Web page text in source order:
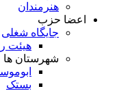
هنرمندان
اعضا حزب
جایگاه شغلی
هیئت
شهرستان ها
بستک